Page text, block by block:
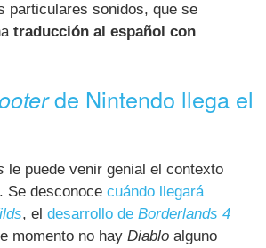
particulares sonidos, que se
traducción al español con
de Nintendo llega el
le puede venir genial el contexto
Se desconocecuándo llegará
, eldesarrollo deBorderlands 4
momento no hayDiablo alguno